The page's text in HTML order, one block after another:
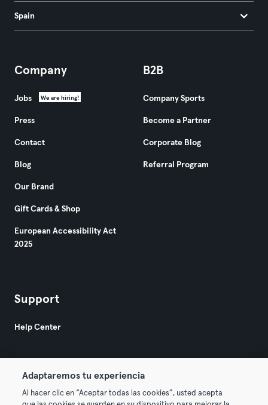
Spain
Company
Jobs We are hiring!
Press
Contact
Blog
Our Brand
Gift Cards & Shop
European Accessibility Act
2025
B2B
Company Sports
Become a Partner
Corporate Blog
Referral Program
Support
Help Center
Adaptaremos tu experiencia
Al hacer clic en “Aceptar todas las cookies”, usted acepta